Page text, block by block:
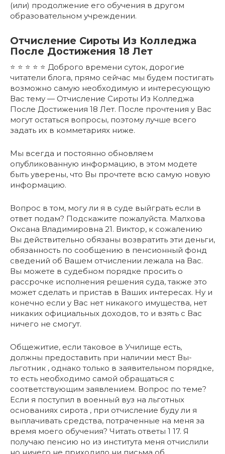
(или) продолжение его обучения в другом
образовательном учреждении.
Отчисление Сироты Из Колледжа
После Достижения 18 Лет
⭐ ⭐ ⭐ ⭐ ⭐ Доброго времени суток, дорогие
читатели блога, прямо сейчас мы будем постигать
возможно самую необходимую и интересующую
Вас тему — Отчисление Сироты Из Колледжа
После Достижения 18 Лет. После прочтения у Вас
могут остаться вопросы, поэтому лучше всего
задать их в комметариях ниже.
Мы всегда и постоянно обновляем
опубликованную информацию, в этом модете
быть уверены, что Вы прочтете всю самую новую
информацию.
Вопрос в том, могу ли я в суде выйграть если в
ответ подам? Подскажите пожалуйста. Малхова
Оксана Владимировна 21. Виктор, к сожалению
Вы действительно обязаны возвратить эти деньги,
обязанность по сообщению в пенсионный фонд
сведений об Вашем отчислении лежала на Вас.
Вы можете в судебном порядке просить о
рассрочке исполнения решения суда, также это
может сделать и пристав в Ваших интересах. Ну и
конечно если у Вас нет никакого имущества, нет
никаких официальных доходов, то и взять с Вас
ничего не смогут.
Общежитие, если таковое в Училище есть,
должны предоставить при наличии мест Вы-
льготник , однако только в заявительном порядке,
то есть необходимо самой обращаться с
соответствующим заявлением. Вопрос по теме?
Если я поступил в военный вуз на льготных
основаниях сирота , при отчисление буду ли я
выплачивать средства, потраченные на меня за
время моего обучения? Читать ответы 1 17. Я
получаю пенсию но из института меня отчислили